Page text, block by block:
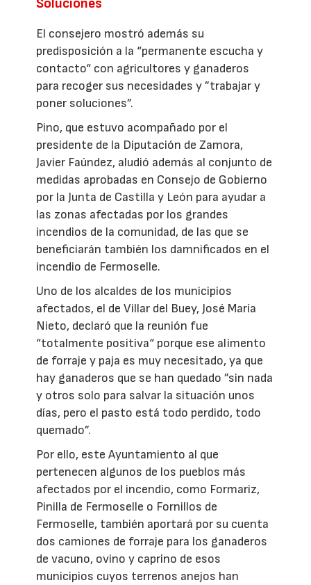
Soluciones
El consejero mostró además su
predisposición a la “permanente escucha y
contacto“ con agricultores y ganaderos
para recoger sus necesidades y ”trabajar y
poner soluciones”.
Pino, que estuvo acompañado por el
presidente de la Diputación de Zamora,
Javier Faúndez, aludió además al conjunto de
medidas aprobadas en Consejo de Gobierno
por la Junta de Castilla y León para ayudar a
las zonas afectadas por los grandes
incendios de la comunidad, de las que se
beneficiarán también los damnificados en el
incendio de Fermoselle.
Uno de los alcaldes de los municipios
afectados, el de Villar del Buey, José María
Nieto, declaró que la reunión fue
“totalmente positiva“ porque ese alimento
de forraje y paja es muy necesitado, ya que
hay ganaderos que se han quedado ”sin nada
y otros solo para salvar la situación unos
días, pero el pasto está todo perdido, todo
quemado”.
Por ello, este Ayuntamiento al que
pertenecen algunos de los pueblos más
afectados por el incendio, como Formariz,
Pinilla de Fermoselle o Fornillos de
Fermoselle, también aportará por su cuenta
dos camiones de forraje para los ganaderos
de vacuno, ovino y caprino de esos
municipios cuyos terrenos anejos han